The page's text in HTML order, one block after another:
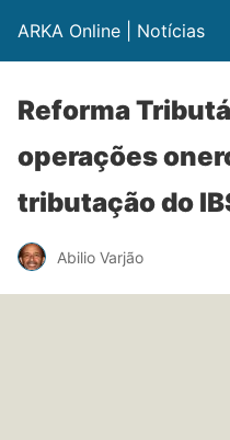
ARKA Online | Notícias
Reforma
operações
tributação do
Abilio Varjão